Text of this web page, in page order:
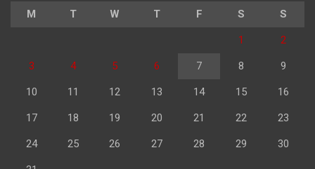
M T W T F S S
1 2
3 4 5 6 7 8 9
10 11 12 13 14 15 16
17 18 19 20 21 22 23
24 25 26 27 28 29 30